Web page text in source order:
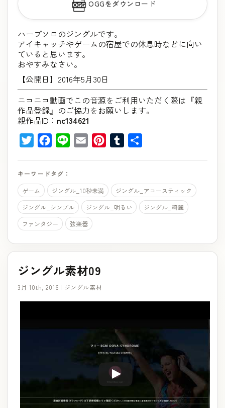
OGGをダウンロード
ハープソロのジングルです。
アイキャッチやゲームの宿屋での休息時などに向い
ていると思います。
おやすみなさい。
【公開日】2016年5月30日
ニコニコ動画でこの音源をご利用いただく際は『親
作品登録』のご協力をお願いします。
親作品ID： nc134621
TwitterFacebook
Line Email Pinterest
Tumblr
キーワードタグ：
ゲーム
ジングル_10秒未満
ジングル_アコースティック
ジングル_シンプル
ジングル_明るい
ジングル_綺麗
ファンタジー
弦楽器
ジングル素材09
3月 10th, 2016 | ジングル素材